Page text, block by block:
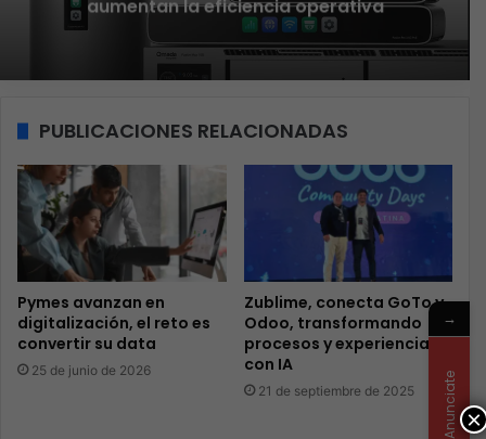
PUBLICACIONES RELACIONADAS
Pymes avanzan en
digitalización, el reto es
convertir su data
25 de junio de 2026
Zublime, conecta GoTo y
Odoo, transformando
procesos y experiencias
con IA
21 de septiembre de 2025
×
→
Anunciate